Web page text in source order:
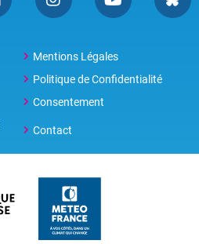
Mentions Légales
Politique de Confidentialité
Consentement
Contact